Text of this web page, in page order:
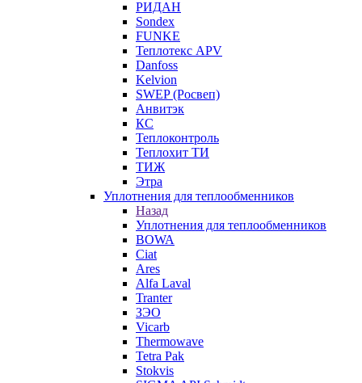
РИДАН
Sondex
FUNKE
Теплотекс APV
Danfoss
Kelvion
SWEP (Росвеп)
Анвитэк
КС
Теплоконтроль
Теплохит ТИ
ТИЖ
Этра
Уплотнения для теплообменников
Назад
Уплотнения для теплообменников
BOWA
Ciat
Ares
Alfa Laval
Tranter
ЗЭО
Vicarb
Thermowave
Tetra Pak
Stokvis